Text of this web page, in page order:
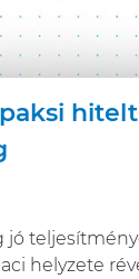
hitelt
jó
helyzete